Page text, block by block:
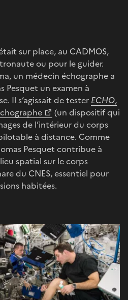
sur place, au CADMOS,
ou pour le guider.
un médecin échographe a
Pesquet un examen à
Il s’agissait de tester ECHO,
(un dispositif qui
de l’intérieur du corps
à distance. Comme
Pesquet contribue à
spatial sur le corps
du CNES, essentiel pour
habitées.